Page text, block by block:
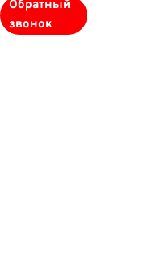
Обратный
звонок